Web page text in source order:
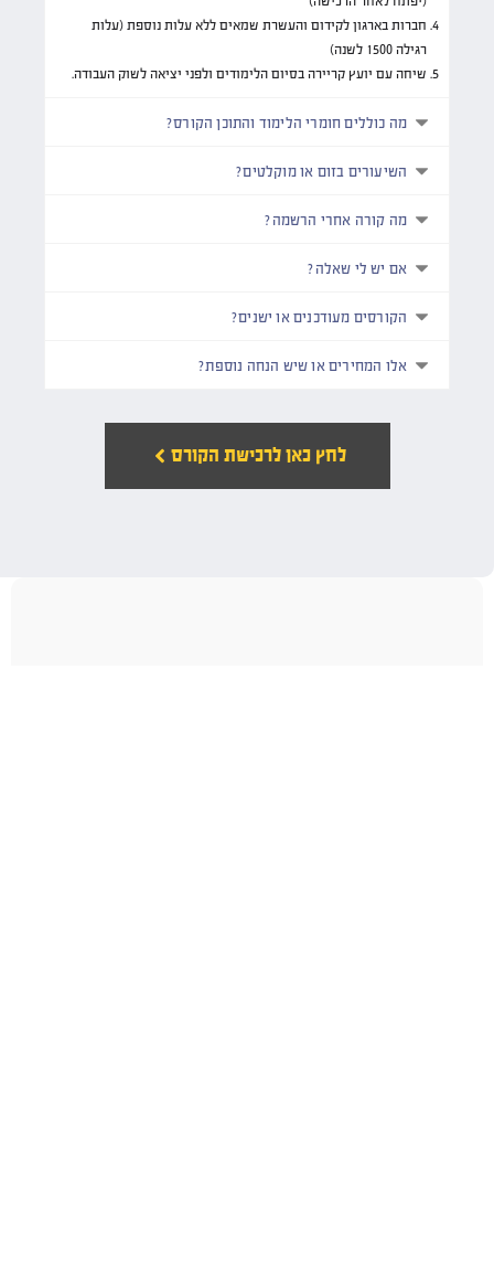
חברות בארגון לקידום והעשרת שמאים ללא עלות נוספת (עלות
רגילה 1500 לשנה)
שיחה עם יועץ קריירה בסיום הלימודים ולפני יציאה לשוק העבודה.
מה כוללים חומרי הלימוד והתוכן הקורס?
השיעורים בזום או מוקלטים?
מה קורה אחרי הרשמה?
אם יש לי שאלה?
הקורסים מעודכנים או ישנים?
אלו המחירים או שיש הנחה נוספת?
לחץ כאן לרכישת הקורס